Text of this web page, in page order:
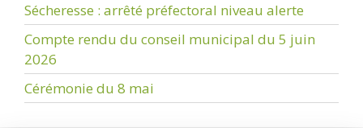
Sécheresse : arrêté préfectoral niveau alerte
Compte rendu du conseil municipal du 5 juin
2026
Cérémonie du 8 mai